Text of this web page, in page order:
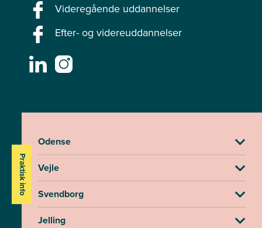
Videregående uddannelser
Efter- og videreuddannelser
Praktisk info
Odense
Vejle
Svendborg
Jelling